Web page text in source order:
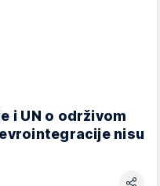
i UN o održivom
nisu